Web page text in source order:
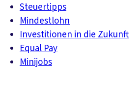
Steuertipps
Mindestlohn
Investitionen in die Zukunft
Equal Pay
Minijobs